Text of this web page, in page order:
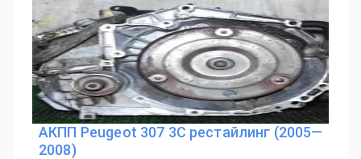
АКПП Peugeot 307 3C рестайлинг (2005—
2008)